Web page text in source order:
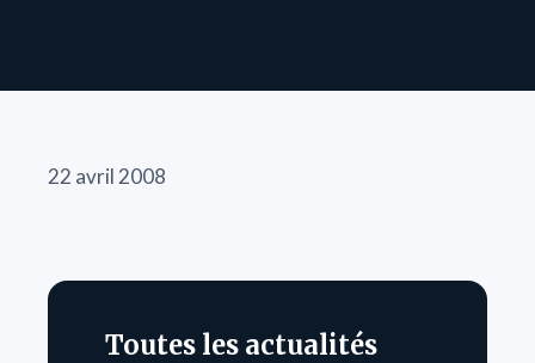
22 avril 2008
Toutes les actualités